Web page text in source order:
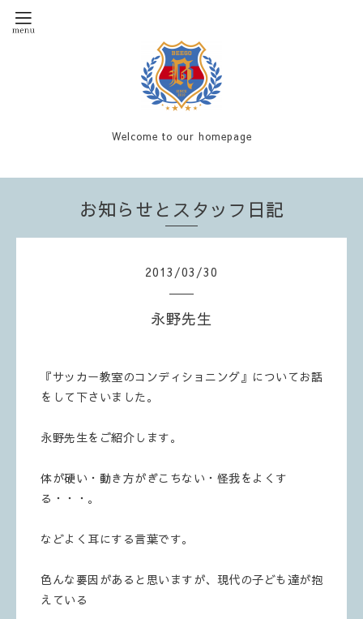
Welcome to our homepage
お知らせとスタッフ日記
2013 /03 /30
永野先生
『サッカー教室のコンディショニング』についてお話
をして下さいました。
永野先生をご紹介します。
体が硬い・動き方がぎこちない・怪我をよくす
る・・・。
などよく耳にする言葉です。
色んな要因があると思いますが、現代の子ども達が抱
えている